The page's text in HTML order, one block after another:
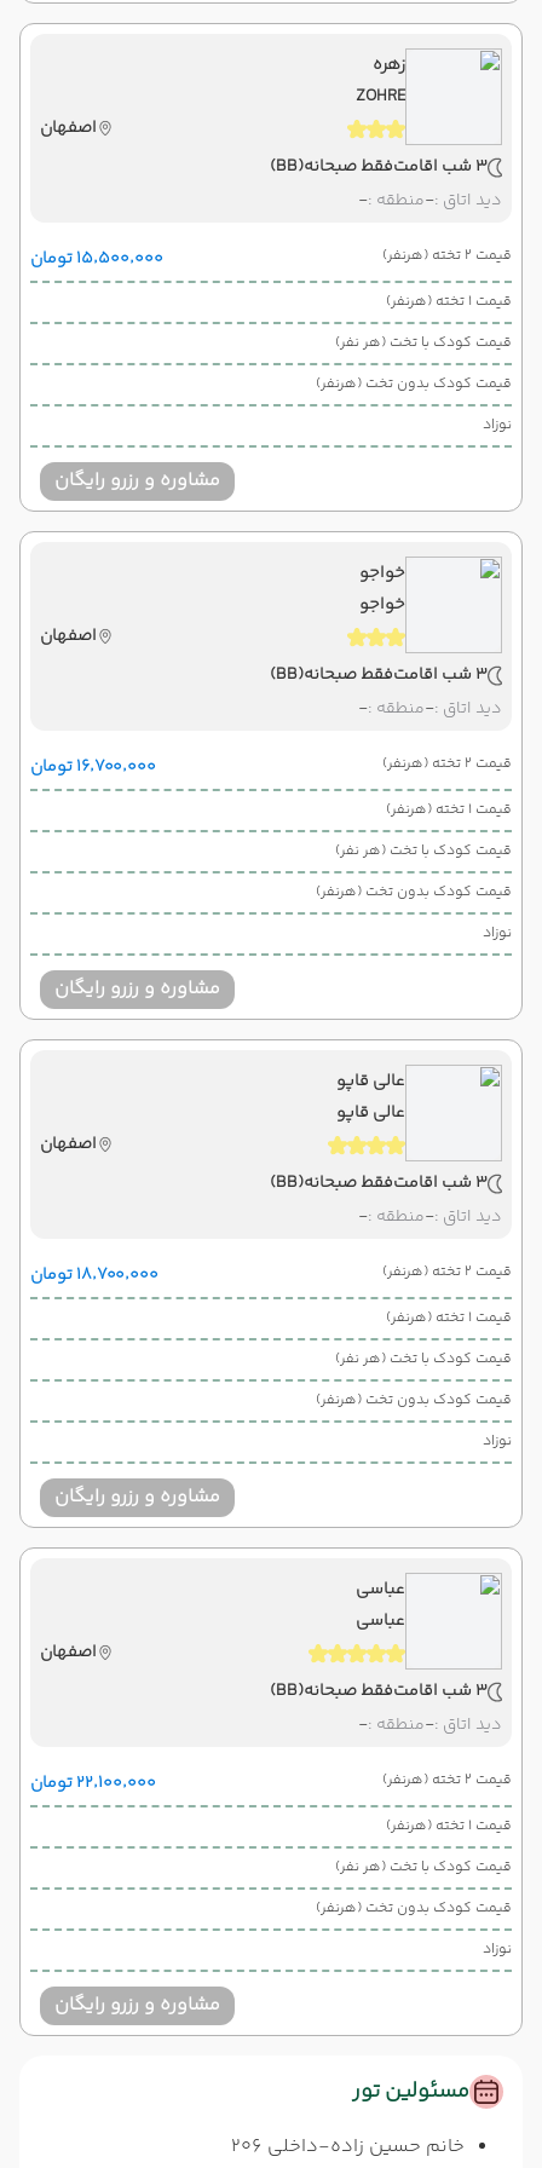
زهره
ZOHRE
اصفهان
3 شب اقامت
فقط صبحانه(BB)
دید اتاق :-منطقه :-
قیمت 2 تخته (هرنفر) ۱۵٬۵۰۰٬۰۰۰ تومان
قیمت 1 تخته (هرنفر)
قیمت کودک با تخت (هر نفر)
قیمت کودک بدون تخت (هرنفر)
نوزاد
مشاوره و رزرو رایگان
خواجو
خواجو
اصفهان
3 شب اقامت
فقط صبحانه(BB)
دید اتاق :-منطقه :-
قیمت 2 تخته (هرنفر) ۱۶٬۷۰۰٬۰۰۰ تومان
قیمت 1 تخته (هرنفر)
قیمت کودک با تخت (هر نفر)
قیمت کودک بدون تخت (هرنفر)
نوزاد
مشاوره و رزرو رایگان
عالی قاپو
عالی قاپو
اصفهان
3 شب اقامت
فقط صبحانه(BB)
دید اتاق :-منطقه :-
قیمت 2 تخته (هرنفر) ۱۸٬۷۰۰٬۰۰۰ تومان
قیمت 1 تخته (هرنفر)
قیمت کودک با تخت (هر نفر)
قیمت کودک بدون تخت (هرنفر)
نوزاد
مشاوره و رزرو رایگان
عباسی
عباسی
اصفهان
3 شب اقامت
فقط صبحانه(BB)
دید اتاق :-منطقه :-
قیمت 2 تخته (هرنفر) ۲۲٬۱۰۰٬۰۰۰ تومان
قیمت 1 تخته (هرنفر)
قیمت کودک با تخت (هر نفر)
قیمت کودک بدون تخت (هرنفر)
نوزاد
مشاوره و رزرو رایگان
مسئولین تور
خانم حسین زاده-داخلی 206